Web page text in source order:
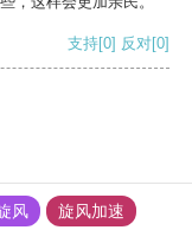
支持[0] 反对[0]
风
旋风加速